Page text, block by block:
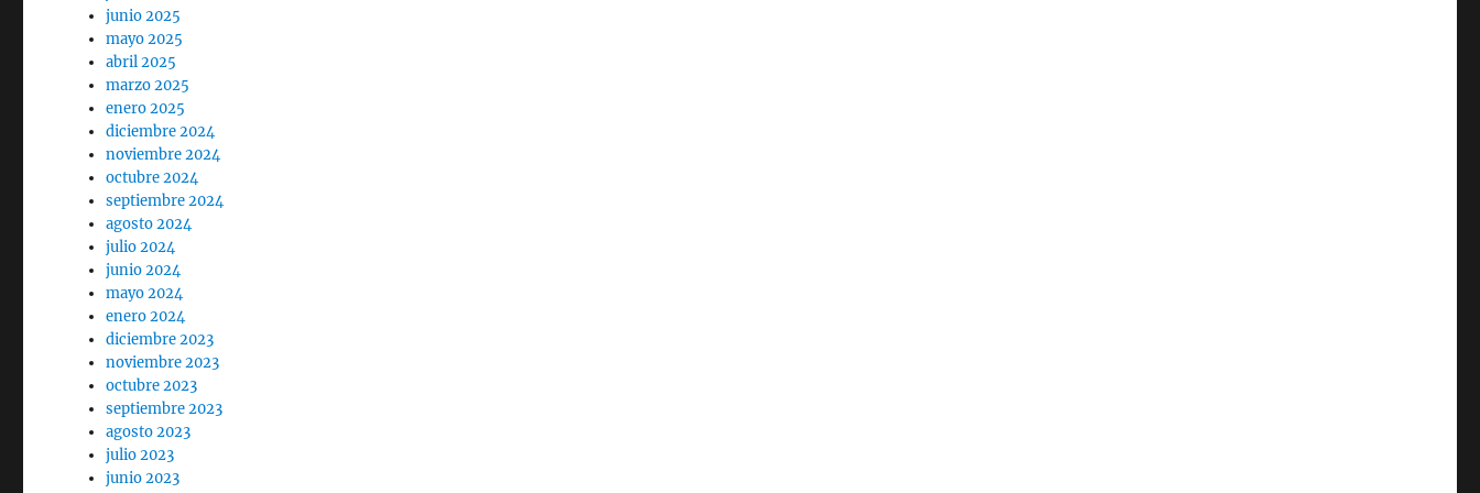
junio 2025
mayo 2025
abril 2025
marzo 2025
enero 2025
diciembre 2024
noviembre 2024
octubre 2024
septiembre 2024
agosto 2024
julio 2024
junio 2024
mayo 2024
enero 2024
diciembre 2023
noviembre 2023
octubre 2023
septiembre 2023
agosto 2023
julio 2023
junio 2023